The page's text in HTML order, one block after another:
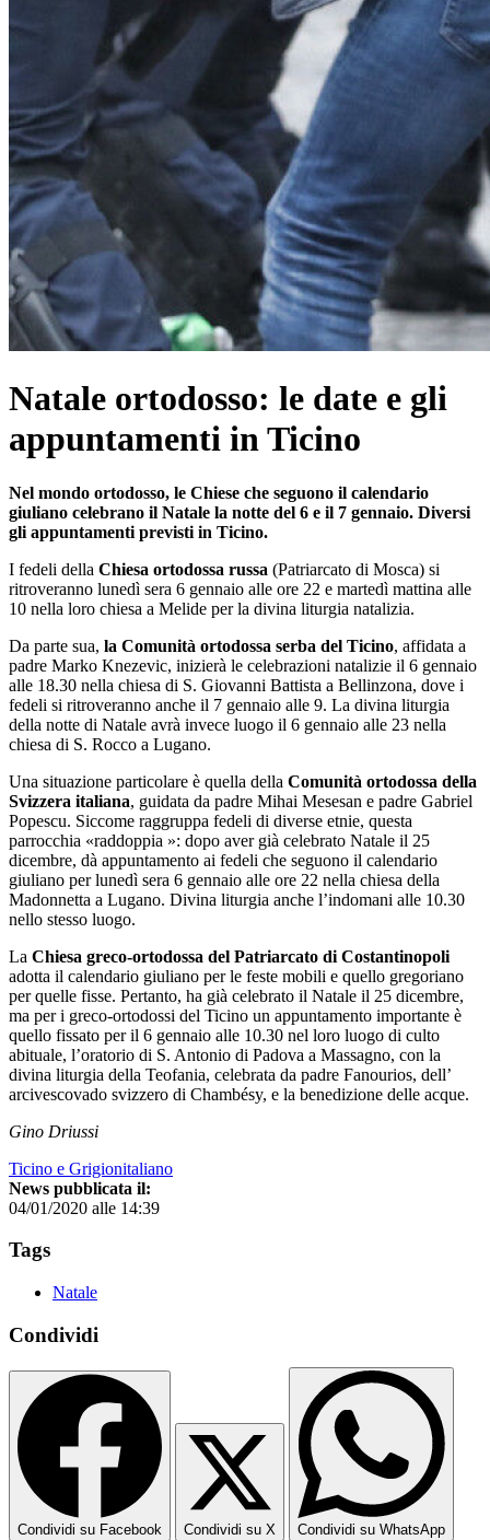
Natale ortodosso: le date e gli
appuntamenti in Ticino
Nel mondo ortodosso, le Chiese che seguono il calendario
giuliano celebrano il Natale la notte del 6 e il 7 gennaio. Diversi
gli appuntamenti previsti in Ticino.
I fedeli della Chiesa ortodossa russa (Patriarcato di Mosca) si
ritroveranno lunedì sera 6 gennaio alle ore 22 e martedì mattina alle
10 nella loro chiesa a Melide per la divina liturgia natalizia.
Da parte sua, la Comunità ortodossa serba del Ticino, affidata a
padre Marko Knezevic, inizierà le celebrazioni natalizie il 6 gennaio
alle 18.30 nella chiesa di S. Giovanni Battista a Bellinzona, dove i
fedeli si ritroveranno anche il 7 gennaio alle 9. La divina liturgia
della notte di Natale avrà invece luogo il 6 gennaio alle 23 nella
chiesa di S. Rocco a Lugano.
Una situazione particolare è quella della Comunità ortodossa della
Svizzera italiana, guidata da padre Mihai Mesesan e padre Gabriel
Popescu. Siccome raggruppa fedeli di diverse etnie, questa
parrocchia «raddoppia »: dopo aver già celebrato Natale il 25
dicembre, dà appuntamento ai fedeli che seguono il calendario
giuliano per lunedì sera 6 gennaio alle ore 22 nella chiesa della
Madonnetta a Lugano. Divina liturgia anche l’indomani alle 10.30
nello stesso luogo.
La Chiesa greco-ortodossa del Patriarcato di Costantinopoli
adotta il calendario giuliano per le feste mobili e quello gregoriano
per quelle fisse. Pertanto, ha già celebrato il Natale il 25 dicembre,
ma per i greco-ortodossi del Ticino un appuntamento importante è
quello fissato per il 6 gennaio alle 10.30 nel loro luogo di culto
abituale, l’oratorio di S. Antonio di Padova a Massagno, con la
divina liturgia della Teofania, celebrata da padre Fanourios, dell’
arcivescovado svizzero di Chambésy, e la benedizione delle acque.
Gino Driussi
Ticino e Grigionitaliano
News pubblicata il:
04/01/2020 alle 14:39
Tags
Natale
Condividi
Condividi su Facebook Condividi su X Condividi su WhatsApp